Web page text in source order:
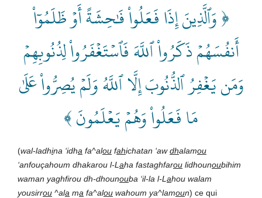
﴿وَٱلَّذِينَ إِذَا فَعَلُواْ فَٰحِشَةً أَوۡ ظَلَمُوٓاْ
أَنفُسَهُمۡ ذَكَرُواْ ٱللَّهَ فَٱسۡتَغۡفَرُواْ لِذُنُوبِهِمۡ
وَمَن يَغۡفِرُ ٱلذُّنُوبَ إِلَّا ٱللَّهُ وَلَمۡ يُصِرُّواْ عَلَىٰ
مَا فَعَلُواْ وَهُمۡ يَعۡلَمُونَ ﴾
(wal-ladhina ‘idha fa^alou fahichatan ‘awdhalamou
‘anfouçahoum dhakarou l-L aha fastaghfarou lidhounoubihim
waman yaghfirou dh-dhounouba ‘il-la l-L ahou walam
yousirrou ^ala ma fa^alou wahoum ya^lamoun) ce qui